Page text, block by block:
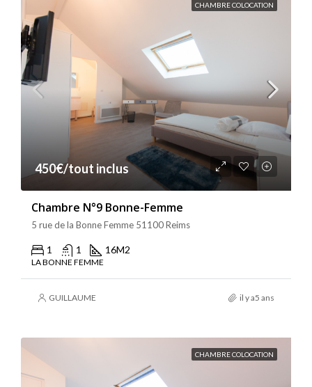
CHAMBRE COLOCATION
450€/tout inclus
Chambre N°9 Bonne-Femme
5 rue de la Bonne Femme 51100 Reims
1 1 16M2
LA BONNE FEMME
GUILLAUME il y a5 ans
CHAMBRE COLOCATION